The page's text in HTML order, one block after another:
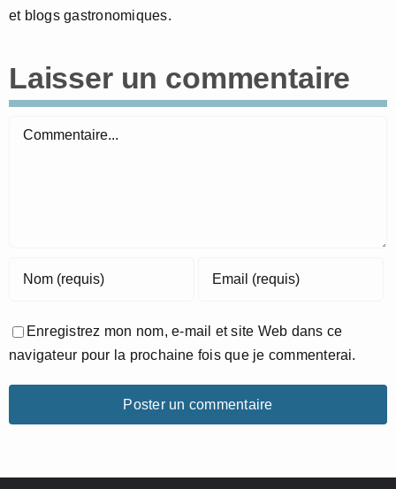
et blogs gastronomiques.
Laisser un commentaire
Commentaire
Enregistrez mon nom, e-mail et site Web dans ce
navigateur pour la prochaine fois que je commenterai.